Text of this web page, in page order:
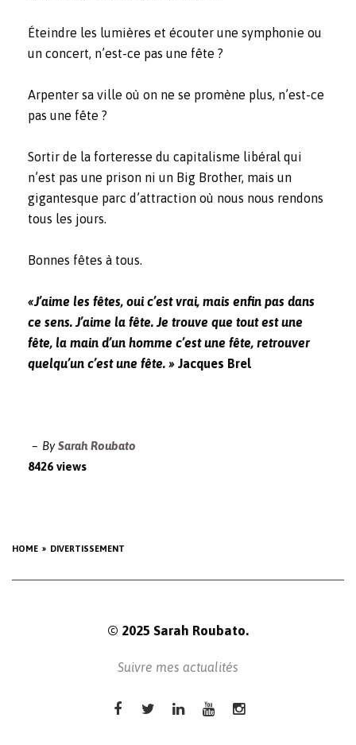
HOME DIVERTISSEMENT
Éteindre les lumières et écouter une symphonie ou
un concert, n’est-ce pas une fête ?
Arpenter sa ville où on ne se promène plus, n’est-ce
pas une fête ?
Sortir de la forteresse du capitalisme libéral qui
n’est pas une prison ni un Big Brother, mais un
gigantesque parc d’attraction où nous nous rendons
tous les jours.
Bonnes fêtes à tous.
«J’aime les fêtes, oui c’est vrai, mais enfin pas dans
ce sens. J’aime la fête. Je trouve que tout est une
fête, la main d’un homme c’est une fête, retrouver
quelqu’un c’est une fête. » Jacques Brel
BySarah Roubato
8426 views
© 2025 Sarah Roubato.
Suivre mes actualités